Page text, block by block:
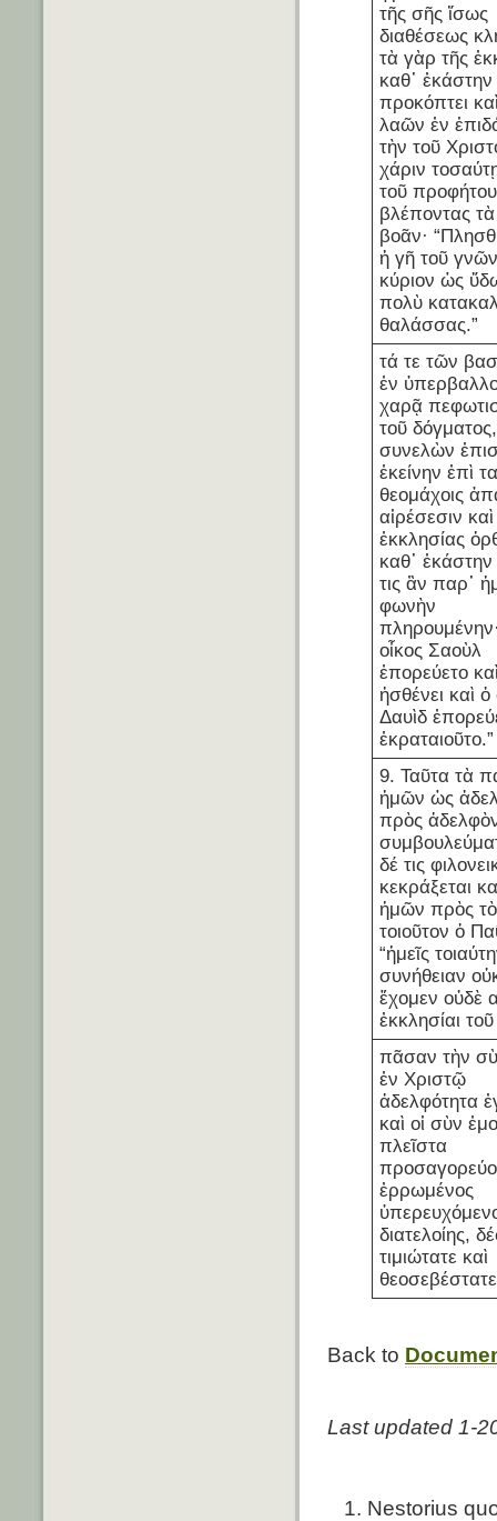
τῆς σῆς ἴσως
διαθέσεως
τὰ γὰρ τῆς
καθ᾽ ἑκάστην
προκόπτει
λαῶν ἐν
τὴν τοῦ
χάριν
τοῦ
βλέποντας
βοᾶν·
ἡ γῆ τοῦ
κύριον ὡς
πολὺ
θαλάσσας.”
τά τε τῶν
ἐν
χαρᾷ
τοῦ
συνελὼν
ἐκείνην ἐπὶ
θεομάχοις
αἱρέσεσιν
ἐκκλησίας
καθ᾽ ἑκάστην
τις ἂν παρ᾽
φωνὴν
οἶκος Σαοὺλ
ἐπορεύετο
ἠσθένει καὶ ὁ
Δαυὶδ
ἐκραταιοῦτο.”
9. Ταῦτα τὰ
ἡμῶν ὡς
πρὸς
δέ τις
κεκράξεται
ἡμῶν πρὸς
τοιοῦτον ὁ
“ἡμεῖς
συνήθειαν
ἔχομεν οὐδὲ
ἐκκλησίαι
πᾶσαν τὴν
ἐν Χριστῷ
ἀδελφότητα
καὶ οἱ σὺν
πλεῖστα
ἐρρωμένος
διατελοίης,
τιμιώτατε καὶ
Back to
Last updated 1-
Nestorius